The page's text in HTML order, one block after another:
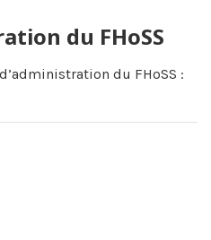
du FHoSS
du FHoSS :